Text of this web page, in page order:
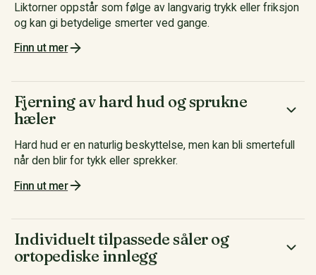
Liktorner oppstår som følge av langvarig trykk eller friksjon
og kan gi betydelige smerter ved gange.
Finn ut mer
Fjerning av hard hud og sprukne
hæler
Hard hud er en naturlig beskyttelse, men kan bli smertefull
når den blir for tykk eller sprekker.
Finn ut mer
Individuelt tilpassede såler og
ortopediske innlegg